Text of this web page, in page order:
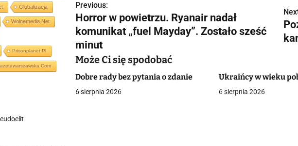
N
a
w
i
g
Previous:
Horror w powietrzu. Ryanair nadał
komunikat „fuel Mayday”. Zostało sześć
minut
Może Ci się spodobać
Dobre rady bez pytania o zdanie
6 sierpnia 2026
Ukraińcy w wieku
6 sierpnia 2026
Globalizacja
Wolnemedia.net
Prisonplanet.pl